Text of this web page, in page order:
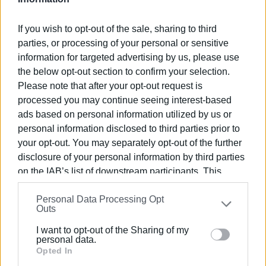
If you wish to opt-out of the sale, sharing to third
parties, or processing of your personal or sensitive
information for targeted advertising by us, please use
the below opt-out section to confirm your selection.
Please note that after your opt-out request is
processed you may continue seeing interest-based
ads based on personal information utilized by us or
personal information disclosed to third parties prior to
your opt-out. You may separately opt-out of the further
disclosure of your personal information by third parties
on the IAB’s list of downstream participants. This
information may also be disclosed by us to third parties
on theIAB’s List of Downstream Participants
that may
further disclose it to other third parties.
Please note that this website/app uses one or more
Google services and may gather and store information
Personal Data Processing Opt
Outs
I want to opt-out of the Sharing of my
personal data.
Opted In
(Διαμάντης) Μουζακίτης, Ιωάννης (Χατζούρης)
Γεώργιος (Μπούρης) Μπαντούνος, Κωνσταντίνος
(Γενικός) Προβατάς
Από τον συνδυασμό «ΣΥΜΠΑΡΑΤΑΞΗ ΑΝΕΞΑΡΤΗΤΩΝ
ΠΟΛΙΤΩΝ ΓΙΑ ΤΗ ΒΟΡΕΙΑ ΚΕΡΚΥΡΑ» του Σπύρου Βάρελη
προηγούνται οι εξής:
Στη ΔΕ Αγ. Γεωργίου (ενσωμάτωση στο 86,67%) οι
Μαγδαληνή (Νούλα) Κοντάλιπου και Αναστασία
Λιουδάκη
Αθανάσιος Μαρτίνος, Μιχαήλ Ψαρράς, Νικόλαος
(Μπαρονέτος) Προβατάς, Γεώργιος Σπυρίδων (Μενός)
Μερκούρης
Στη ΔΕ Θιναλίου (ενσωμάτωση στο 100%) οι